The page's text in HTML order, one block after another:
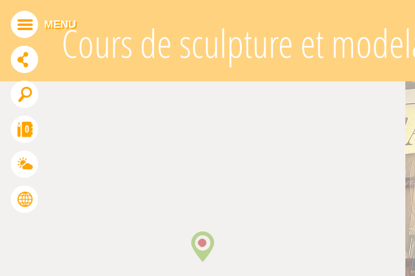
Cours de sculpture et
MENU
ADDTHIS IS DISABLED. Allow
0
FRANÇAIS